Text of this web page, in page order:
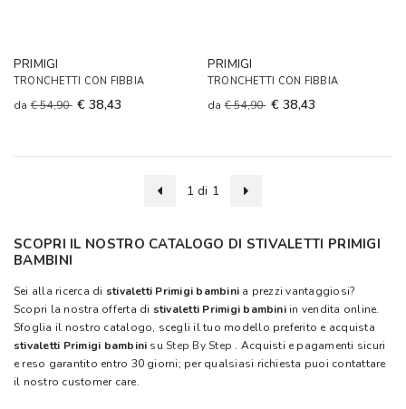
PRIMIGI
TRONCHETTI CON FIBBIA
da€ 54,90 € 38,43
PRIMIGI
TRONCHETTI CON FIBBIA
da€ 54,90 € 38,43
1 di 1
SCOPRI IL NOSTRO CATALOGO DI STIVALETTI PRIMIGI
BAMBINI
Sei alla ricerca di stivaletti Primigi bambini a prezzi vantaggiosi?
Scopri la nostra offerta di stivaletti Primigi bambini in vendita online.
Sfoglia il nostro catalogo, scegli il tuo modello preferito e acquista
stivaletti Primigi bambini suStep By Step . Acquisti e pagamenti sicuri
e reso garantito entro 30 giorni; per qualsiasi richiesta puoi contattare
il nostro customer care.